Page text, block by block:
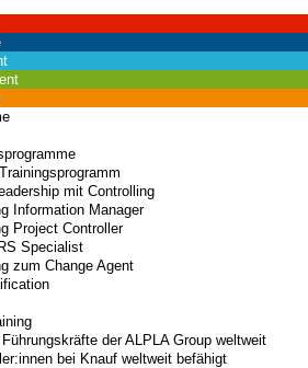
mit Controlling
Information Manager
Project Controller
Specialist
zum Change Agent
der ALPLA Group weltweit
bei Knauf weltweit befähigt